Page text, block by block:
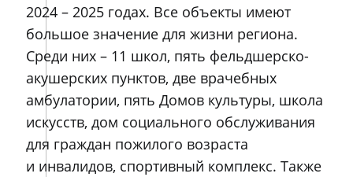
2024 – 2025 годах. Все объекты имеют
большое значение для жизни региона.
Среди них – 11 школ, пять фельдшерско-
акушерских пунктов, две врачебных
амбулатории, пять Домов культуры, школа
искусств, дом социального обслуживания
для граждан пожилого возраста
и инвалидов, спортивный комплекс. Также